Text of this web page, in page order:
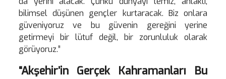
bilimsel düşünen gençler kurtaracak. Biz onlara
güveniyoruz ve bu güvenin gereğini yerine
getirmeyi bir lütuf değil, bir zorunluluk olarak
görüyoruz.”
“Akşehir’in Gerçek Kahramanları Bu